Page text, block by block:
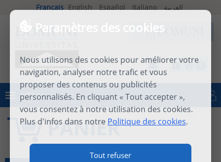
Paramètres des cookies
Nous utilisons des cookies pour améliorer votre
navigation, analyser notre trafic et vous
proposer des contenus ou publicités
personnalisés. En cliquant « Tout accepter »,
vous consentez à notre utilisation des cookies.
Plus d'infos dans notre Politique des cookies.
Tout refuser
Français English Español Italiano العربية
MENU Se connecter
PANIER